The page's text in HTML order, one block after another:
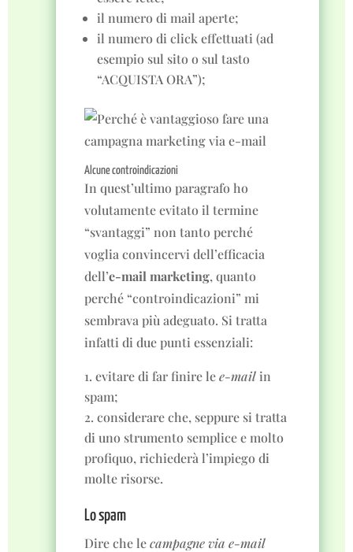
il numero di mail aperte;
il numero di click effettuati (ad
esempio sul sito o sul tasto
“ACQUISTA ORA”);
Alcune controindicazioni
In quest’ultimo paragrafo ho
volutamente evitato il termine
“svantaggi” non tanto perché
voglia convincervi dell’efficacia
dell’e-mail marketing, quanto
perché “controindicazioni” mi
sembrava più adeguato. Si tratta
infatti di due punti essenziali:
evitare di far finire lee-mail in
spam;
considerare che, seppure si tratta
di uno strumento semplice e molto
profiquo, richiederà l’impiego di
molte risorse.
Lo spam
Dire che lecampagne via e-mail